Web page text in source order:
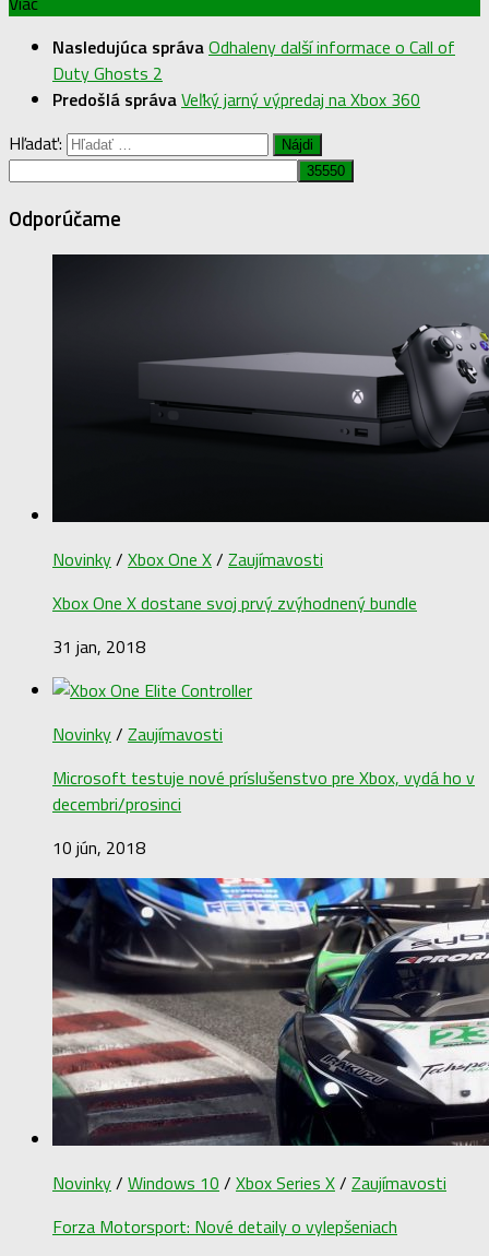
Nasledujúca správaOdhaleny další informace o Call of
Duty Ghosts 2
Predošlá správaVeľký jarný výpredaj na Xbox 360
Hľadať:
Odporúčame
Novinky/ Xbox One X/ Zaujímavosti
Xbox One X dostane svoj prvý zvýhodnený bundle
31 jan, 2018
Novinky/ Zaujímavosti
Microsoft testuje nové príslušenstvo pre Xbox, vydá ho v
decembri/prosinci
10 jún, 2018
Novinky/ Windows 10 / Xbox Series X/ Zaujímavosti
Forza Motorsport: Nové detaily o vylepšeniach